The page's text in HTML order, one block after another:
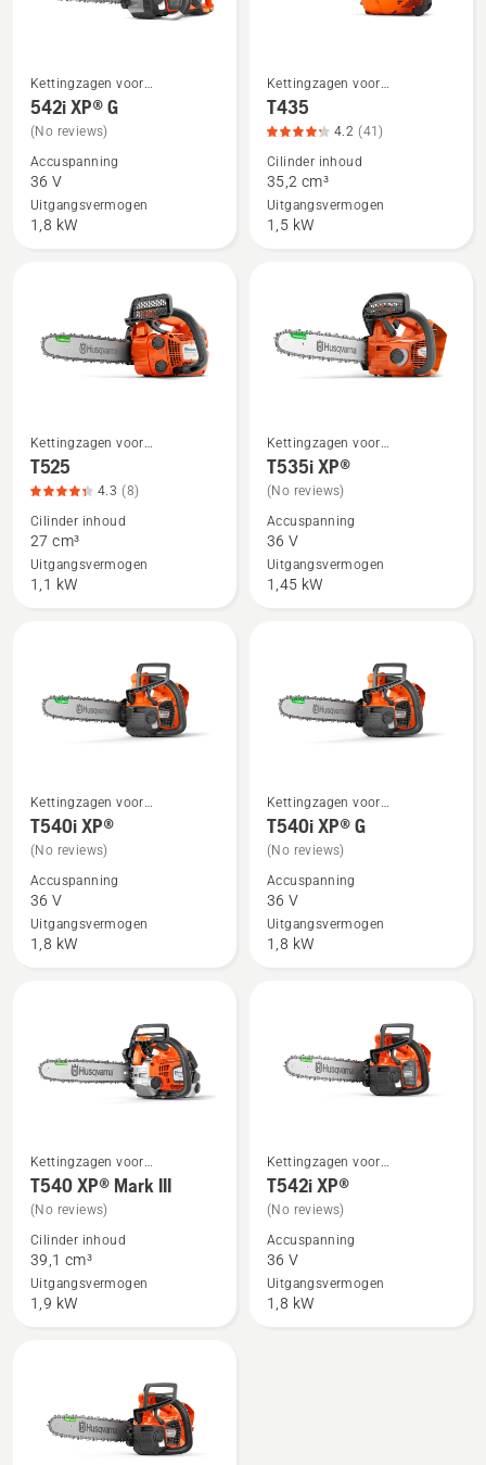
Bekijk
meer
details
over
542i
XP®
Kettingzagen voor
boomverzorging
542i XP® G
(No reviews)
Accuspanning
36 V
Uitgangsvermogen
1,8 kW
Bekijk
meer
details
over
T435,
productbeoordeling
Kettingzagen voor
boomverzorging
T435
4.2 (41)
Cilinder inhoud
35,2 cm³
Uitgangsvermogen
1,5 kW
Bekijk
meer
details
over
T525,
productbeoordeling
Kettingzagen voor
boomverzorging
T525
4.3 (8)
Cilinder inhoud
27 cm³
Uitgangsvermogen
1,1 kW
Bekijk
meer
details
over
T535i
XP®
Kettingzagen voor
boomverzorging
T535i XP®
(No reviews)
Accuspanning
36 V
Uitgangsvermogen
1,45 kW
Bekijk
meer
details
over
T540i
XP®
Kettingzagen voor
boomverzorging
T540i XP®
(No reviews)
Accuspanning
36 V
Uitgangsvermogen
1,8 kW
Bekijk
meer
details
over
T540i
XP®
Kettingzagen voor
boomverzorging
T540i XP® G
(No reviews)
Accuspanning
36 V
Uitgangsvermogen
1,8 kW
Bekijk
meer
details
over
T540 XP®
Mark
Kettingzagen voor
boomverzorging
T540 XP® Mark III
(No reviews)
Cilinder inhoud
39,1 cm³
Uitgangsvermogen
1,9 kW
Bekijk
meer
details
over
T542i
XP®
Kettingzagen voor
boomverzorging
T542i XP®
(No reviews)
Accuspanning
36 V
Uitgangsvermogen
1,8 kW